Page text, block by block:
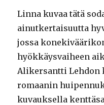
Linna kuvaa tätä
ainutkertaisuutta
jossa
hyökkäysvaiheen
Alikersantti Lehdon
romaanin
kuvauksella